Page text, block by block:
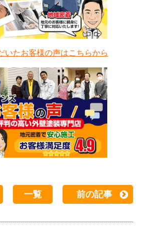
いたお客様の声はこちらから
一覧 前の記事